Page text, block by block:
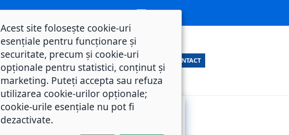
CONTACT
INTEGRITATE
Acest site folosește cookie-uri
esențiale pentru funcționare și
securitate, precum și cookie-uri
opționale pentru statistici, conținut și
marketing. Puteți accepta sau refuza
utilizarea cookie-urilor opționale;
cookie-urile esențiale nu pot fi
dezactivate.